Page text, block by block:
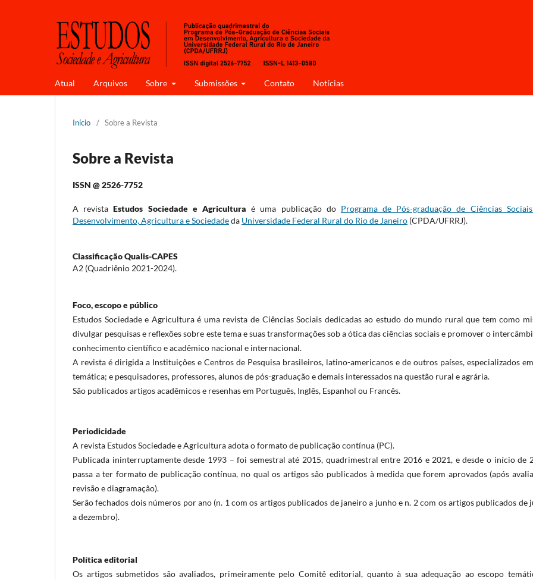
Atual Arquivos Sobre Submissões Contato Notícias
Início / Sobre a Revista
Sobre a Revista
ISSN @ 2526-7752
A revistaEstudos Sociedade e Agricultura é uma publicação do Programa de Pós-graduação de Ciências
Desenvolvimento, Agricultura e Sociedadeda Universidade Federal Rural do Rio de Janeiro (CPDA/UFRRJ).
Classificação Qualis-CAPES
A2 (Quadriênio 2021-2024).
Foco, escopo e público
Estudos Sociedade e Agricultura é uma revista de Ciências Sociais dedicadas ao estudo do mundo rural que tem como
divulgar pesquisas e reflexões sobre este tema e suas transformações sob a ótica das ciências sociais e promover o
conhecimento científico e acadêmico nacional e internacional.
A revista é dirigida a Instituições e Centros de Pesquisa brasileiros, latino-americanos e de outros países, especializados
temática; e pesquisadores, professores, alunos de pós-graduação e demais interessados na questão rural e agrária.
São publicados artigos acadêmicos e resenhas em Português, Inglês, Espanhol ou Francês.
Periodicidade
A revista Estudos Sociedade e Agricultura adota o formato de publicação contínua (PC).
Publicada ininterruptamente desde 1993 – foi semestral até 2015, quadrimestral entre 2016 e 2021, e desde o início de
passa a ter formato de publicação contínua, no qual os artigos são publicados à medida que forem aprovados (após
revisão e diagramação).
Serão fechados dois números por ano (n. 1 com os artigos publicados de janeiro a junho e n. 2 com os artigos publicados de
a dezembro).
Política editorial
Os artigos submetidos são avaliados, primeiramente pelo Comitê editorial, quanto à sua adequação ao escopo